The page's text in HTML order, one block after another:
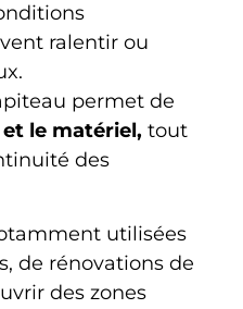
ralentir ou
permet de
le matériel, tout
des
utilisées
de rénovations de
des zones